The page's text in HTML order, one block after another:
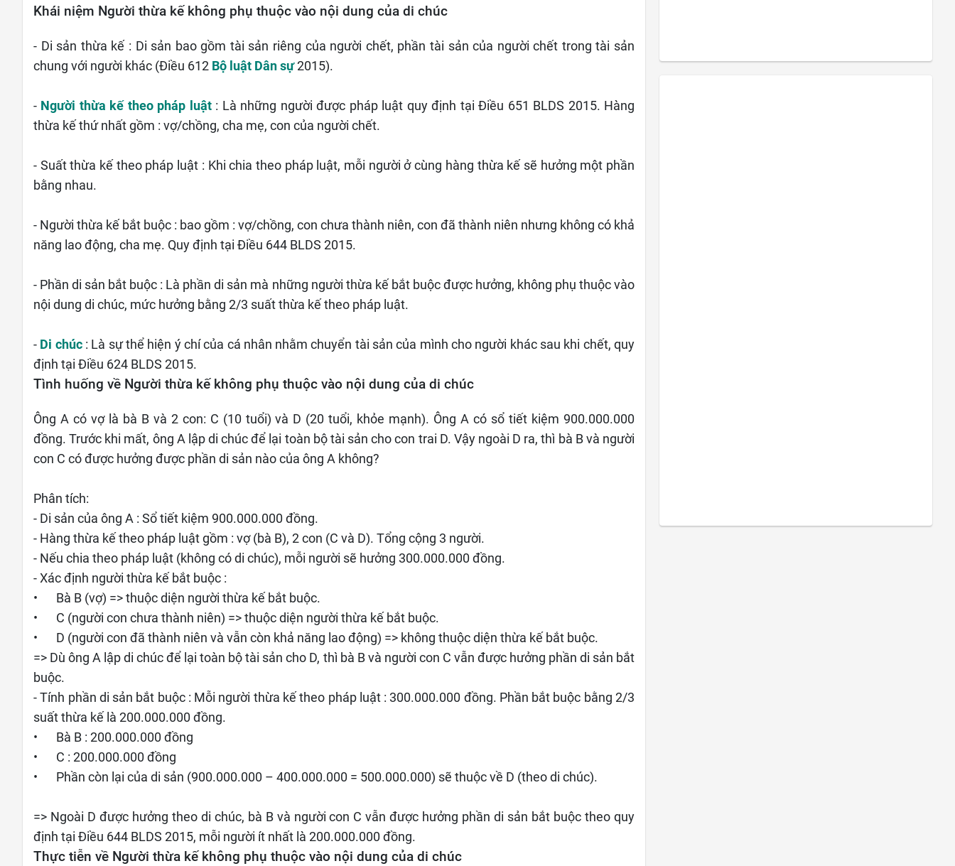
Khái niệm Người thừa kế không phụ thuộc vào nội dung của di chúc
- Di sản thừa kế : Di sản bao gồm tài sản riêng của người chết, phần tài sản của người chết trong tài sản
chung với người khác (Điều 612 Bộ luật Dân sự2015).
- Người thừa kế theo pháp luật: Là những người được pháp luật quy định tại Điều 651 BLDS 2015. Hàng
thừa kế thứ nhất gồm : vợ/chồng, cha mẹ, con của người chết.
- Suất thừa kế theo pháp luật : Khi chia theo pháp luật, mỗi người ở cùng hàng thừa kế sẽ hưởng một phần
bằng nhau.
- Người thừa kế bắt buộc : bao gồm : vợ/chồng, con chưa thành niên, con đã thành niên nhưng không có khả
năng lao động, cha mẹ. Quy định tại Điều 644 BLDS 2015.
- Phần di sản bắt buộc : Là phần di sản mà những người thừa kế bắt buộc được hưởng, không phụ thuộc vào
nội dung di chúc, mức hưởng bằng 2/3 suất thừa kế theo pháp luật.
- Di chúc: Là sự thể hiện ý chí của cá nhân nhằm chuyển tài sản của mình cho người khác sau khi chết, quy
định tại Điều 624 BLDS 2015.
Tình huống về Người thừa kế không phụ thuộc vào nội dung của di chúc
Ông A có vợ là bà B và 2 con: C (10 tuổi) và D (20 tuổi, khỏe mạnh). Ông A có sổ tiết kiệm 900.000.000
đồng. Trước khi mất, ông A lập di chúc để lại toàn bộ tài sản cho con trai D. Vậy ngoài D ra, thì bà B và người
con C có được hưởng được phần di sản nào của ông A không?
Phân tích:
- Di sản của ông A : Sổ tiết kiệm 900.000.000 đồng.
- Hàng thừa kế theo pháp luật gồm : vợ (bà B), 2 con (C và D). Tổng cộng 3 người.
- Nếu chia theo pháp luật (không có di chúc), mỗi người sẽ hưởng 300.000.000 đồng.
- Xác định người thừa kế bắt buộc :
•
Bà B (vợ) => thuộc diện người thừa kế bắt buộc.
•
C (người con chưa thành niên) => thuộc diện người thừa kế bắt buộc.
•
D (người con đã thành niên và vẫn còn khả năng lao động) => không thuộc diện thừa kế bắt buộc.
=> Dù ông A lập di chúc để lại toàn bộ tài sản cho D, thì bà B và người con C vẫn được hưởng phần di sản bắt
buộc.
- Tính phần di sản bắt buộc : Mỗi người thừa kế theo pháp luật : 300.000.000 đồng. Phần bắt buộc bằng 2/3
suất thừa kế là 200.000.000 đồng.
•
Bà B : 200.000.000 đồng
•
C : 200.000.000 đồng
•
Phần còn lại của di sản (900.000.000 – 400.000.000 = 500.000.000) sẽ thuộc về D (theo di chúc).
=> Ngoài D được hưởng theo di chúc, bà B và người con C vẫn được hưởng phần di sản bắt buộc theo quy
định tại Điều 644 BLDS 2015, mỗi người ít nhất là 200.000.000 đồng.
Thực tiễn về Người thừa kế không phụ thuộc vào nội dung của di chúc